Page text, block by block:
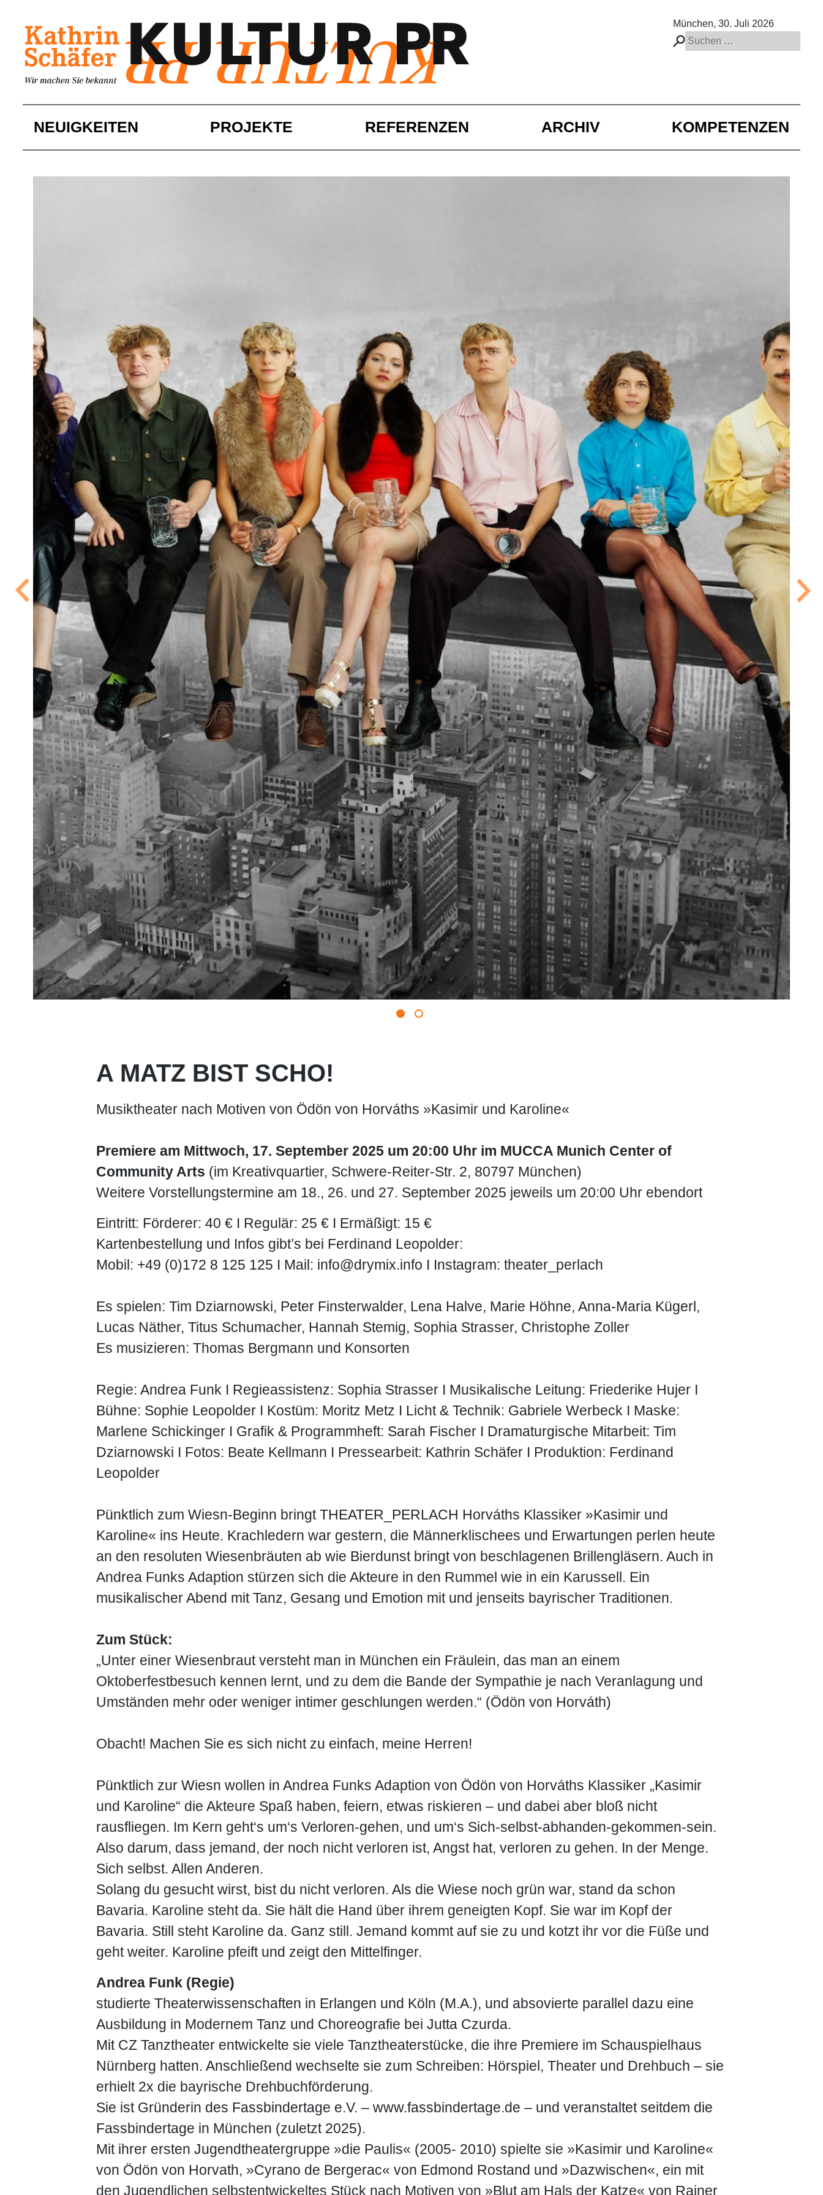
content
München, 30. Juli 2026
Suchen
nach:
NEUIGKEITEN PROJEKTE REFERENZEN ARCHIV KOMPETENZEN
A MATZ BIST SCHO!
Musiktheater nach Motiven von Ödön von Horváths »Kasimir und Karoline«
Premiere am Mittwoch, 17. September 2025 um 20:00 Uhr im MUCCA Munich Center of
Community Arts (im Kreativquartier, Schwere-Reiter-Str. 2, 80797 München)
Weitere Vorstellungstermine am 18., 26. und 27. September 2025 jeweils um 20:00 Uhr ebendort
Eintritt: Förderer: 40 € I Regulär: 25 € I Ermäßigt: 15 €
Kartenbestellung und Infos gibt’s bei Ferdinand Leopolder:
Mobil: +49 (0)172 8 125 125 I Mail: info@drymix.info I Instagram: theater_perlach
Es spielen: Tim Dziarnowski, Peter Finsterwalder, Lena Halve, Marie Höhne, Anna-Maria Kügerl,
Lucas Näther, Titus Schumacher, Hannah Stemig, Sophia Strasser, Christophe Zoller
Es musizieren: Thomas Bergmann und Konsorten
Regie: Andrea Funk I Regieassistenz: Sophia Strasser I Musikalische Leitung: Friederike Hujer I
Bühne: Sophie Leopolder I Kostüm: Moritz Metz I Licht & Technik: Gabriele Werbeck I Maske:
Marlene Schickinger I Grafik & Programmheft: Sarah Fischer I Dramaturgische Mitarbeit: Tim
Dziarnowski I Fotos: Beate Kellmann I Pressearbeit: Kathrin Schäfer I Produktion: Ferdinand
Leopolder
Pünktlich zum Wiesn-Beginn bringt THEATER_PERLACH Horváths Klassiker »Kasimir und
Karoline« ins Heute. Krachledern war gestern, die Männerklischees und Erwartungen perlen heute
an den resoluten Wiesenbräuten ab wie Bierdunst bringt von beschlagenen Brillengläsern. Auch in
Andrea Funks Adaption stürzen sich die Akteure in den Rummel wie in ein Karussell. Ein
musikalischer Abend mit Tanz, Gesang und Emotion mit und jenseits bayrischer Traditionen.
Zum Stück:
„Unter einer Wiesenbraut versteht man in München ein Fräulein, das man an einem
Oktoberfestbesuch kennen lernt, und zu dem die Bande der Sympathie je nach Veranlagung und
Umständen mehr oder weniger intimer geschlungen werden.“ (Ödön von Horváth)
Obacht! Machen Sie es sich nicht zu einfach, meine Herren!
Pünktlich zur Wiesn wollen in Andrea Funks Adaption von Ödön von Horváths Klassiker „Kasimir
und Karoline“ die Akteure Spaß haben, feiern, etwas riskieren – und dabei aber bloß nicht
rausfliegen. Im Kern geht‘s um‘s Verloren-gehen, und um‘s Sich-selbst-abhanden-gekommen-sein.
Also darum, dass jemand, der noch nicht verloren ist, Angst hat, verloren zu gehen. In der Menge.
Sich selbst. Allen Anderen.
Solang du gesucht wirst, bist du nicht verloren. Als die Wiese noch grün war, stand da schon
Bavaria. Karoline steht da. Sie hält die Hand über ihrem geneigten Kopf. Sie war im Kopf der
Bavaria. Still steht Karoline da. Ganz still. Jemand kommt auf sie zu und kotzt ihr vor die Füße und
geht weiter. Karoline pfeift und zeigt den Mittelfinger.
Andrea Funk (Regie)
studierte Theaterwissenschaften in Erlangen und Köln (M.A.), und absovierte parallel dazu eine
Ausbildung in Modernem Tanz und Choreografie bei Jutta Czurda.
Mit CZ Tanztheater entwickelte sie viele Tanztheaterstücke, die ihre Premiere im Schauspielhaus
Nürnberg hatten. Anschließend wechselte sie zum Schreiben: Hörspiel, Theater und Drehbuch – sie
erhielt 2x die bayrische Drehbuchförderung.
Sie ist Gründerin des Fassbindertage e.V. – www.fassbindertage.de – und veranstaltet seitdem die
Fassbindertage in München (zuletzt 2025).
Mit ihrer ersten Jugendtheatergruppe »die Paulis« (2005- 2010) spielte sie »Kasimir und Karoline«
von Ödön von Horvath, »Cyrano de Bergerac« von Edmond Rostand und »Dazwischen«, ein mit
den Jugendlichen selbstentwickeltes Stück nach Motiven von »Blut am Hals der Katze« von Rainer